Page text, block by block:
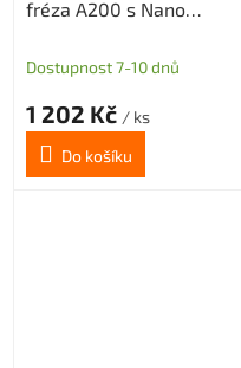
fréza A200 s Nano
průměr 5 R2,5
Dostupnost 7-10 dnů
1 202 Kč / ks
Do košíku